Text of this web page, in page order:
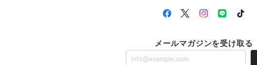
メールマガジンを受け取る